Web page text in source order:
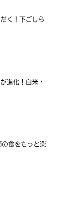
く！下ごしら
進化！白米・
食をもっと楽